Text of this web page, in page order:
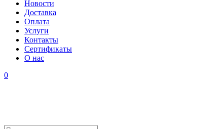
Новости
Доставка
Оплата
Услуги
Контакты
Cертификаты
О нас
0